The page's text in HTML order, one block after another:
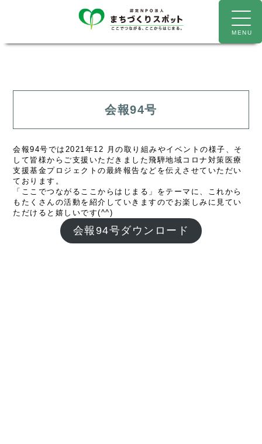
会報94号
会報94号では2021年12 月の取り組みやイベントの様子、そ
して皆様からご支援いただきました飛騨地域コロナ対策医療
支援基金プロジェクトの最終報告などを伝えさせていただい
ております。
「ここでつながるここからはじまる」をテーマに、これから
もたくさんの活動を紹介していきますのでお楽しみに見てい
ただけると嬉しいです(^^)
会報94号ダウンロード